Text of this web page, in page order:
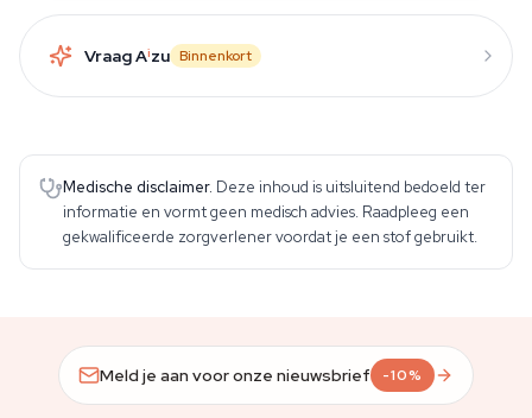
Vraag Aizu Binnenkort
Medische disclaimer. Deze inhoud is uitsluitend bedoeld ter
informatie en vormt geen medisch advies. Raadpleeg een
gekwalificeerde zorgverlener voordat je een stof gebruikt.
Meld je aan voor onze nieuwsbrief -10%